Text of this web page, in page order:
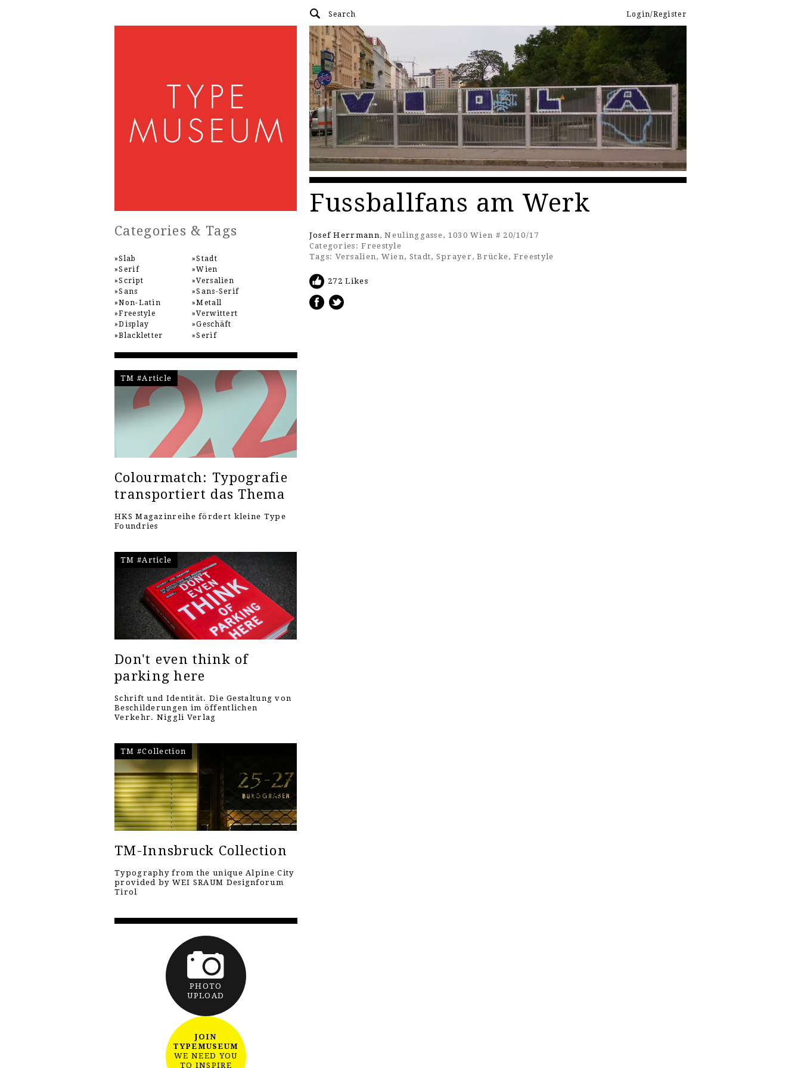
Login/Register
Fussballfans am Werk
Josef Herrmann, Neulinggasse, 1030 Wien # 20/10/17
Categories: Freestyle
Tags: Versalien, Wien, Stadt, Sprayer ,Brücke, Freestyle
272 Likes
Categories & Tags
Slab
Serif
Script
Sans
Non-Latin
Freestyle
Display
Blackletter
Stadt
Wien
Versalien
Sans-Serif
Metall
Verwittert
Geschäft
Serif
TM #Article
Colourmatch: Typografie
transportiert das Thema
HKS Magazinreihe fördert kleine Type
Foundries
TM #Article
Don't even think of
parking here
Schrift und Identität. Die Gestaltung von
Beschilderungen im öffentlichen
Verkehr. Niggli Verlag
TM #Collection
TM-Innsbruck Collection
Typography from the unique Alpine City
provided by WEI SRAUM Designforum
Tirol
PHOTO
UPLOAD
JOIN
TYPEMUSEUM
WE NEED YOU
TO INSPIRE